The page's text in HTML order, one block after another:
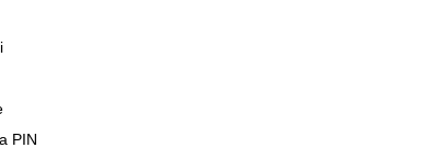
PIN